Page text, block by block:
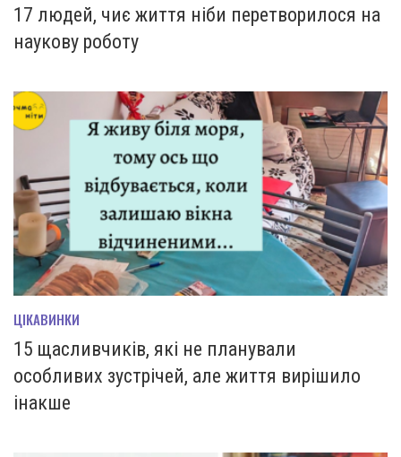
17 людей, чиє життя ніби перетворилося на
наукову роботу
ЦІКАВИНКИ
15 щасливчиків, які не планували
особливих зустрічей, але життя вирішило
інакше